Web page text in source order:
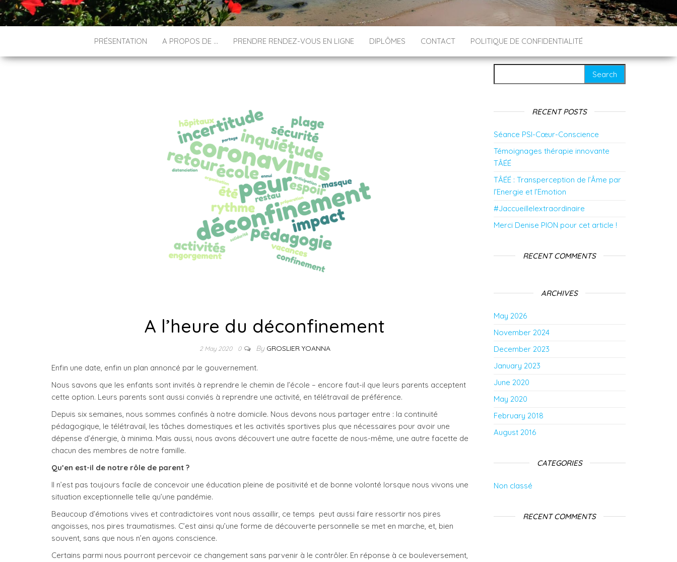
PRÉSENTATION A PROPOS DE … PRENDRE RENDEZ-VOUS EN LIGNE DIPLÔMES CONTACT POLITIQUE DE CONFIDENTIALITÉ
A l’heure du déconfinement
2 May 2020 0 By GROSLIER YOANNA
Enfin une date, enfin un plan annoncé par le gouvernement.
Nous savons que les enfants sont invités à reprendre le chemin de l’école – encore faut-il que leurs parents acceptent
cette option. Leurs parents sont aussi conviés à reprendre une activité, en télétravail de préférence.
Depuis six semaines, nous sommes confinés à notre domicile. Nous devons nous partager entre : la continuité
pédagogique, le télétravail, les tâches domestiques et les activités sportives plus que nécessaires pour avoir une
dépense d’énergie, à minima. Mais aussi, nous avons découvert une autre facette de nous-même, une autre facette de
chacun des membres de notre famille.
Qu’en est-il de notre rôle de parent ?
Il n’est pas toujours facile de concevoir une éducation pleine de positivité et de bonne volonté lorsque nous vivons une
situation exceptionnelle telle qu’une pandémie.
Beaucoup d’émotions vives et contradictoires vont nous assaillir, ce temps peut aussi faire ressortir nos pires
angoisses, nos pires traumatismes. C’est ainsi qu’une forme de découverte personnelle se met en marche, et, bien
souvent, sans que nous n’en ayons conscience.
Certains parmi nous pourront percevoir ce changement sans parvenir à le contrôler. En réponse à ce bouleversement,
RECENT POSTS
Séance PSI-Cœur-Conscience
Témoignages thérapie innovante
TÂÉÉ
TÂÉÉ : Transperception de l’Âme par
l’Energie et l’Emotion
#Jaccueillelextraordinaire
Merci Denise PION pour cet article !
RECENT COMMENTS
ARCHIVES
May 2026
November 2024
December 2023
January 2023
June 2020
May 2020
February 2018
August 2016
CATEGORIES
Non classé
RECENT COMMENTS